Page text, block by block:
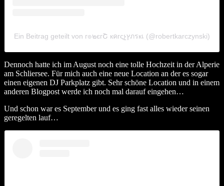
Ein Beitrag geteilt von г๏๒єгՇ кคгςչץภรкเ (@robertkarczynski)
Dennoch hatte ich im August noch eine tolle Hochzeit in der Alperie
am Schliersee. Für mich auch eine neue Location an der es sogar
einen eigenen DJ Parkplatz gibt. Sehr schöne Location und in einem
anderen Blogpost werde ich noch mal darauf eingehen…
Und schon war es September und es ging fast alles wieder seinen
geregelten lauf…